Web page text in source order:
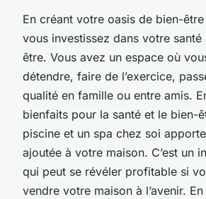
En créant votre oasis de bien-
vous investissez dans votre
être. Vous avez un espace où
détendre, faire de l’exercice,
qualité en famille ou entre amis.
bienfaits pour la santé et le bien-
piscine et un spa chez soi
ajoutée à votre maison. C’est un
qui peut se révéler profitable si
vendre votre maison à l’avenir.